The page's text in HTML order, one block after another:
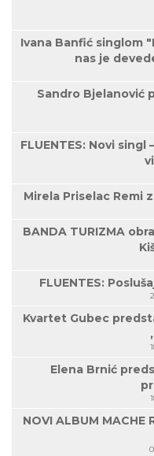
Ivana Banfić singlom
nas je
Sandro Bjelanović
FLUENTES: Novi
Mirela Priselac Remi
BANDA TURIZMA
FLUENTES:
Kvartet Gubec
Elena Brnić
NOVI ALBUM